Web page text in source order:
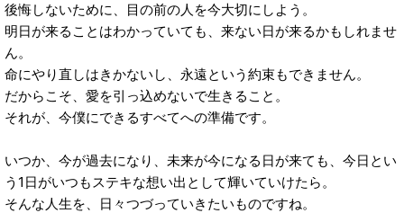
後悔しないために、目の前の人を今大切にしよう。
明日が来ることはわかっていても、来ない日が来るかもしれませ
ん。
命にやり直しはきかないし、永遠という約束もできません。
だからこそ、愛を引っ込めないで生きること。
それが、今僕にできるすべてへの準備です。
いつか、今が過去になり、未来が今になる日が来ても、今日とい
う1日がいつもステキな想い出として輝いていけたら。
そんな人生を、日々つづっていきたいものですね。